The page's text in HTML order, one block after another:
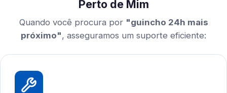
Perto de Mim
Quando você procura por "guincho 24h mais
próximo", asseguramos um suporte eficiente: